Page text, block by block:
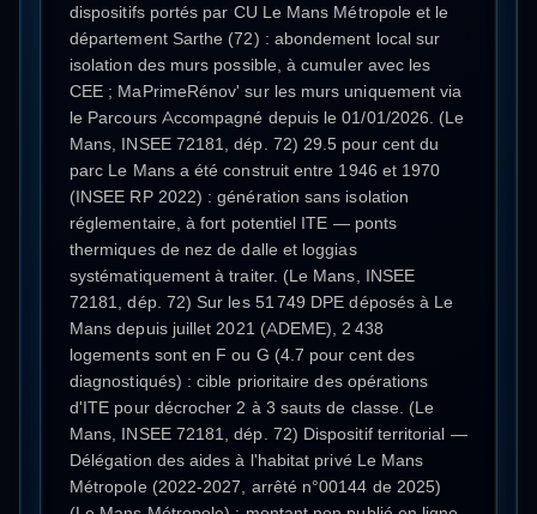
dispositifs portés par CU Le Mans Métropole et le
département Sarthe (72) : abondement local sur
isolation des murs possible, à cumuler avec les
CEE ; MaPrimeRénov' sur les murs uniquement via
le Parcours Accompagné depuis le 01/01/2026. (Le
Mans, INSEE 72181, dép. 72) 29.5 pour cent du
parc Le Mans a été construit entre 1946 et 1970
(INSEE RP 2022) : génération sans isolation
réglementaire, à fort potentiel ITE — ponts
thermiques de nez de dalle et loggias
systématiquement à traiter. (Le Mans, INSEE
72181, dép. 72) Sur les 51 749 DPE déposés à Le
Mans depuis juillet 2021 (ADEME), 2 438
logements sont en F ou G (4.7 pour cent des
diagnostiqués) : cible prioritaire des opérations
d'ITE pour décrocher 2 à 3 sauts de classe. (Le
Mans, INSEE 72181, dép. 72) Dispositif territorial —
Délégation des aides à l'habitat privé Le Mans
Métropole (2022-2027, arrêté n°00144 de 2025)